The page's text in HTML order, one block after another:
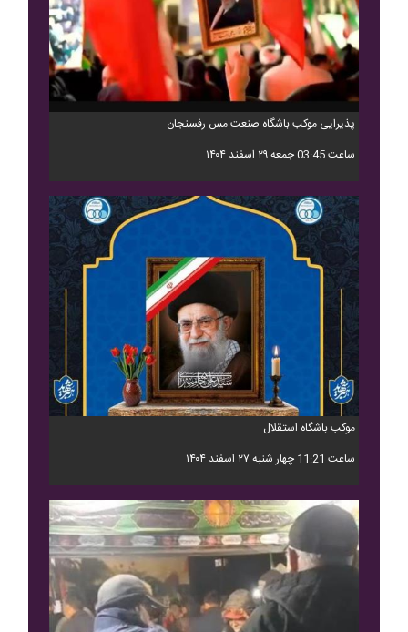
پذیرایی موکب باشگاه صنعت مس رفسنجان
ساعت 03:45 جمعه ۲۹ اسفند ۱۴۰۴
موکب باشگاه استقلال
ساعت 11:21 چهار شنبه ۲۷ اسفند ۱۴۰۴